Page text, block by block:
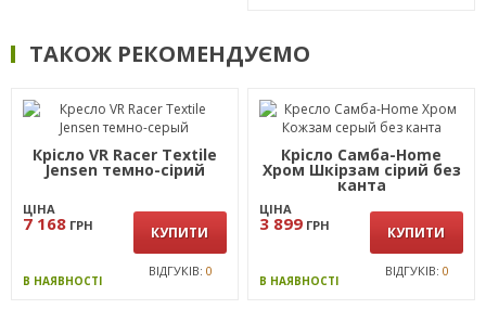
ТАКОЖ РЕКОМЕНДУЄМО
Крісло VR Racer Textile
Jensen темно-сірий
ЦІНА
7 168 ГРН КУПИТИ
В НАЯВНОСТІ
ВІДГУКІВ: 0
Крісло Самба-Home
Хром Шкірзам сiрий без
канта
ЦІНА
3 899 ГРН КУПИТИ
В НАЯВНОСТІ
ВІДГУКІВ: 0